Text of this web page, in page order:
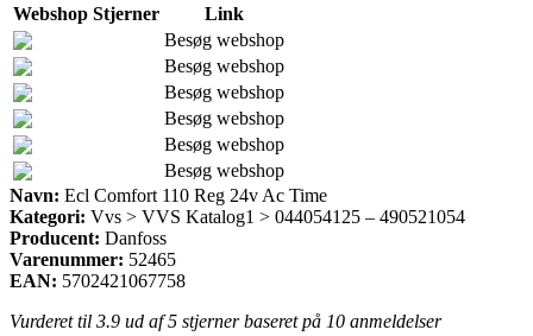
Webshop Stjerner
Link
Besøg webshop
Besøg webshop
Besøg webshop
Besøg webshop
Besøg webshop
Besøg webshop
Navn: Ecl Comfort 110 Reg 24v Ac Time
Kategori: Vvs > VVS Katalog1 > 044054125 – 490521054
Producent: Danfoss
Varenummer: 52465
EAN: 5702421067758
Vurderet til 3.9 ud af 5 stjerner baseret på 10 anmeldelser